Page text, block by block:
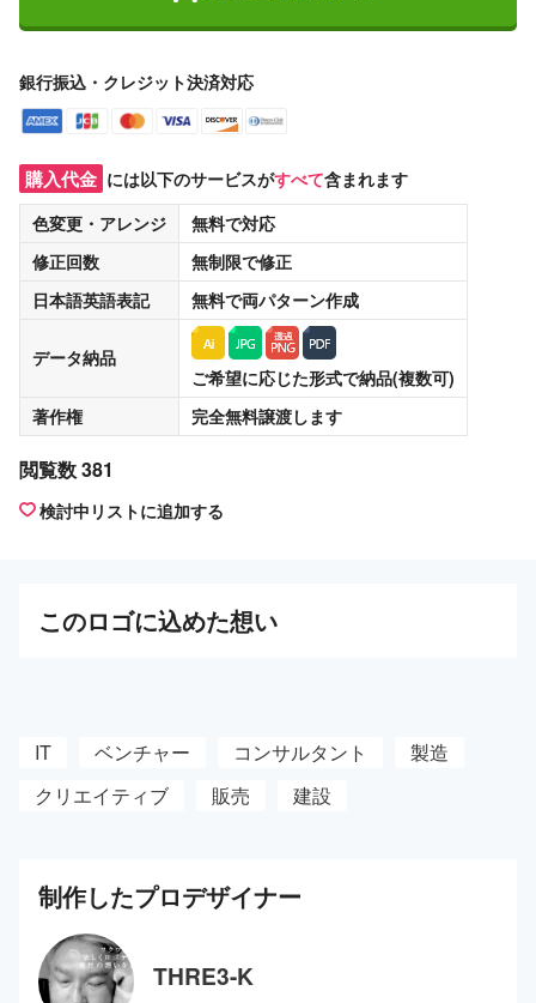
銀行振込・クレジット決済対応
購入代金 には以下のサービスがすべて含まれます
色変更・アレンジ
無料で対応
修正回数
無制限で修正
日本語英語表記
無料で両パターン作成
データ納品
ご希望に応じた形式で納品(複数可)
著作権
完全無料譲渡します
閲覧数 381
検討中リストに追加する
このロゴに込めた想い
IT ベンチャー コンサルタント
製造
クリエイティブ
販売 建設
制作したプロデザイナー
THRE3-K